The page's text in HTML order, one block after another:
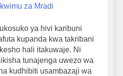
za Mradi
ya hivi karibuni
kupanda kwa takribani
hali itakuwaje. Ni
tunajenga uwezo wa
kudhibiti usambazaji wa